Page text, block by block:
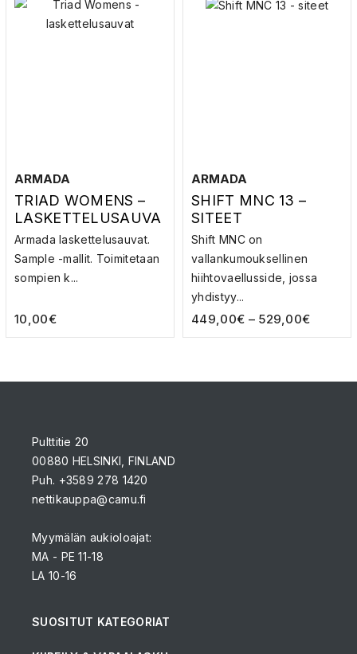
ARMADA
TRIAD WOMENS –
LASKETTELUSAUVA
T
Armada laskettelusauvat.
Sample -mallit. Toimitetaan
sompien k...
10,00€
ARMADA
SHIFT MNC 13 –
SITEET
Shift MNC on
vallankumouksellinen
hiihtovaellusside, jossa
yhdistyy...
449,00€ – 529,00€
Pulttitie 20
00880 HELSINKI, FINLAND
Puh. +3589 278 1420
nettikauppa@camu.fi
Myymälän aukioloajat:
MA - PE 11-18
LA 10-16
SUOSITUT KATEGORIAT